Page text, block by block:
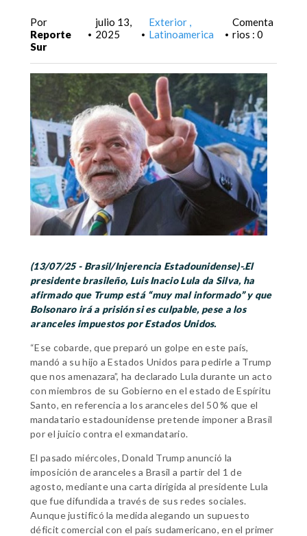
Por
Reporte
Sur
•
julio 13,
2025
•
Exterior
Latinoamerica
•
Comenta
rios : 0
(13/07/25 - Brasil/Injerencia Estadounidense)-.El
presidente brasileño, Luis Inacio Lula da Silva, ha
afirmado que Trump está “muy mal informado” y que
Bolsonaro irá a prisión si es culpable, pese a los
aranceles impuestos por Estados Unidos.
“Ese cobarde, que preparó un golpe en este país,
mandó a su hijo a Estados Unidos para pedirle a Trump
que nos amenazara”, ha declarado Lula durante un acto
con miembros de su Gobierno en el estado de Espíritu
Santo, en referencia a los aranceles del 50 % que el
mandatario estadounidense pretende imponer a Brasil
por el juicio contra el exmandatario.
El pasado miércoles, Donald Trump anunció la
imposición de aranceles a Brasil a partir del 1 de
agosto, mediante una carta dirigida al presidente Lula
que fue difundida a través de sus redes sociales.
Aunque justificó la medida alegando un supuesto
déficit comercial con el país sudamericano, en el primer